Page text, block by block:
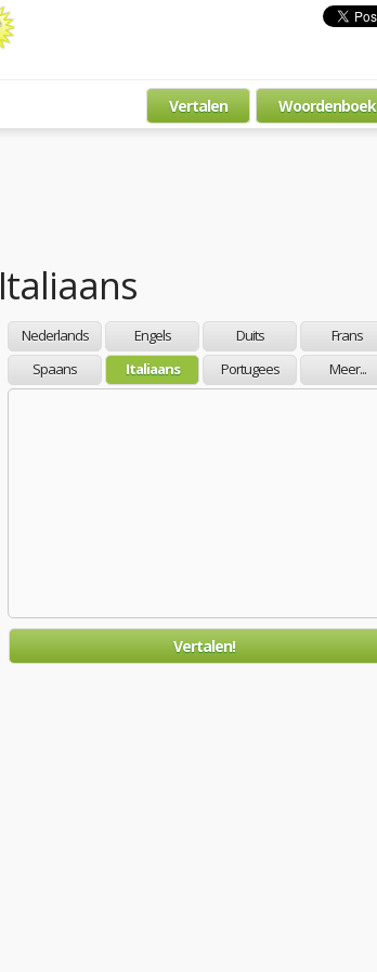
Vertalen Woordenboek
Italiaans
Nederlands Engels Duits
Frans
Spaans
Italiaans Portugees Meer...